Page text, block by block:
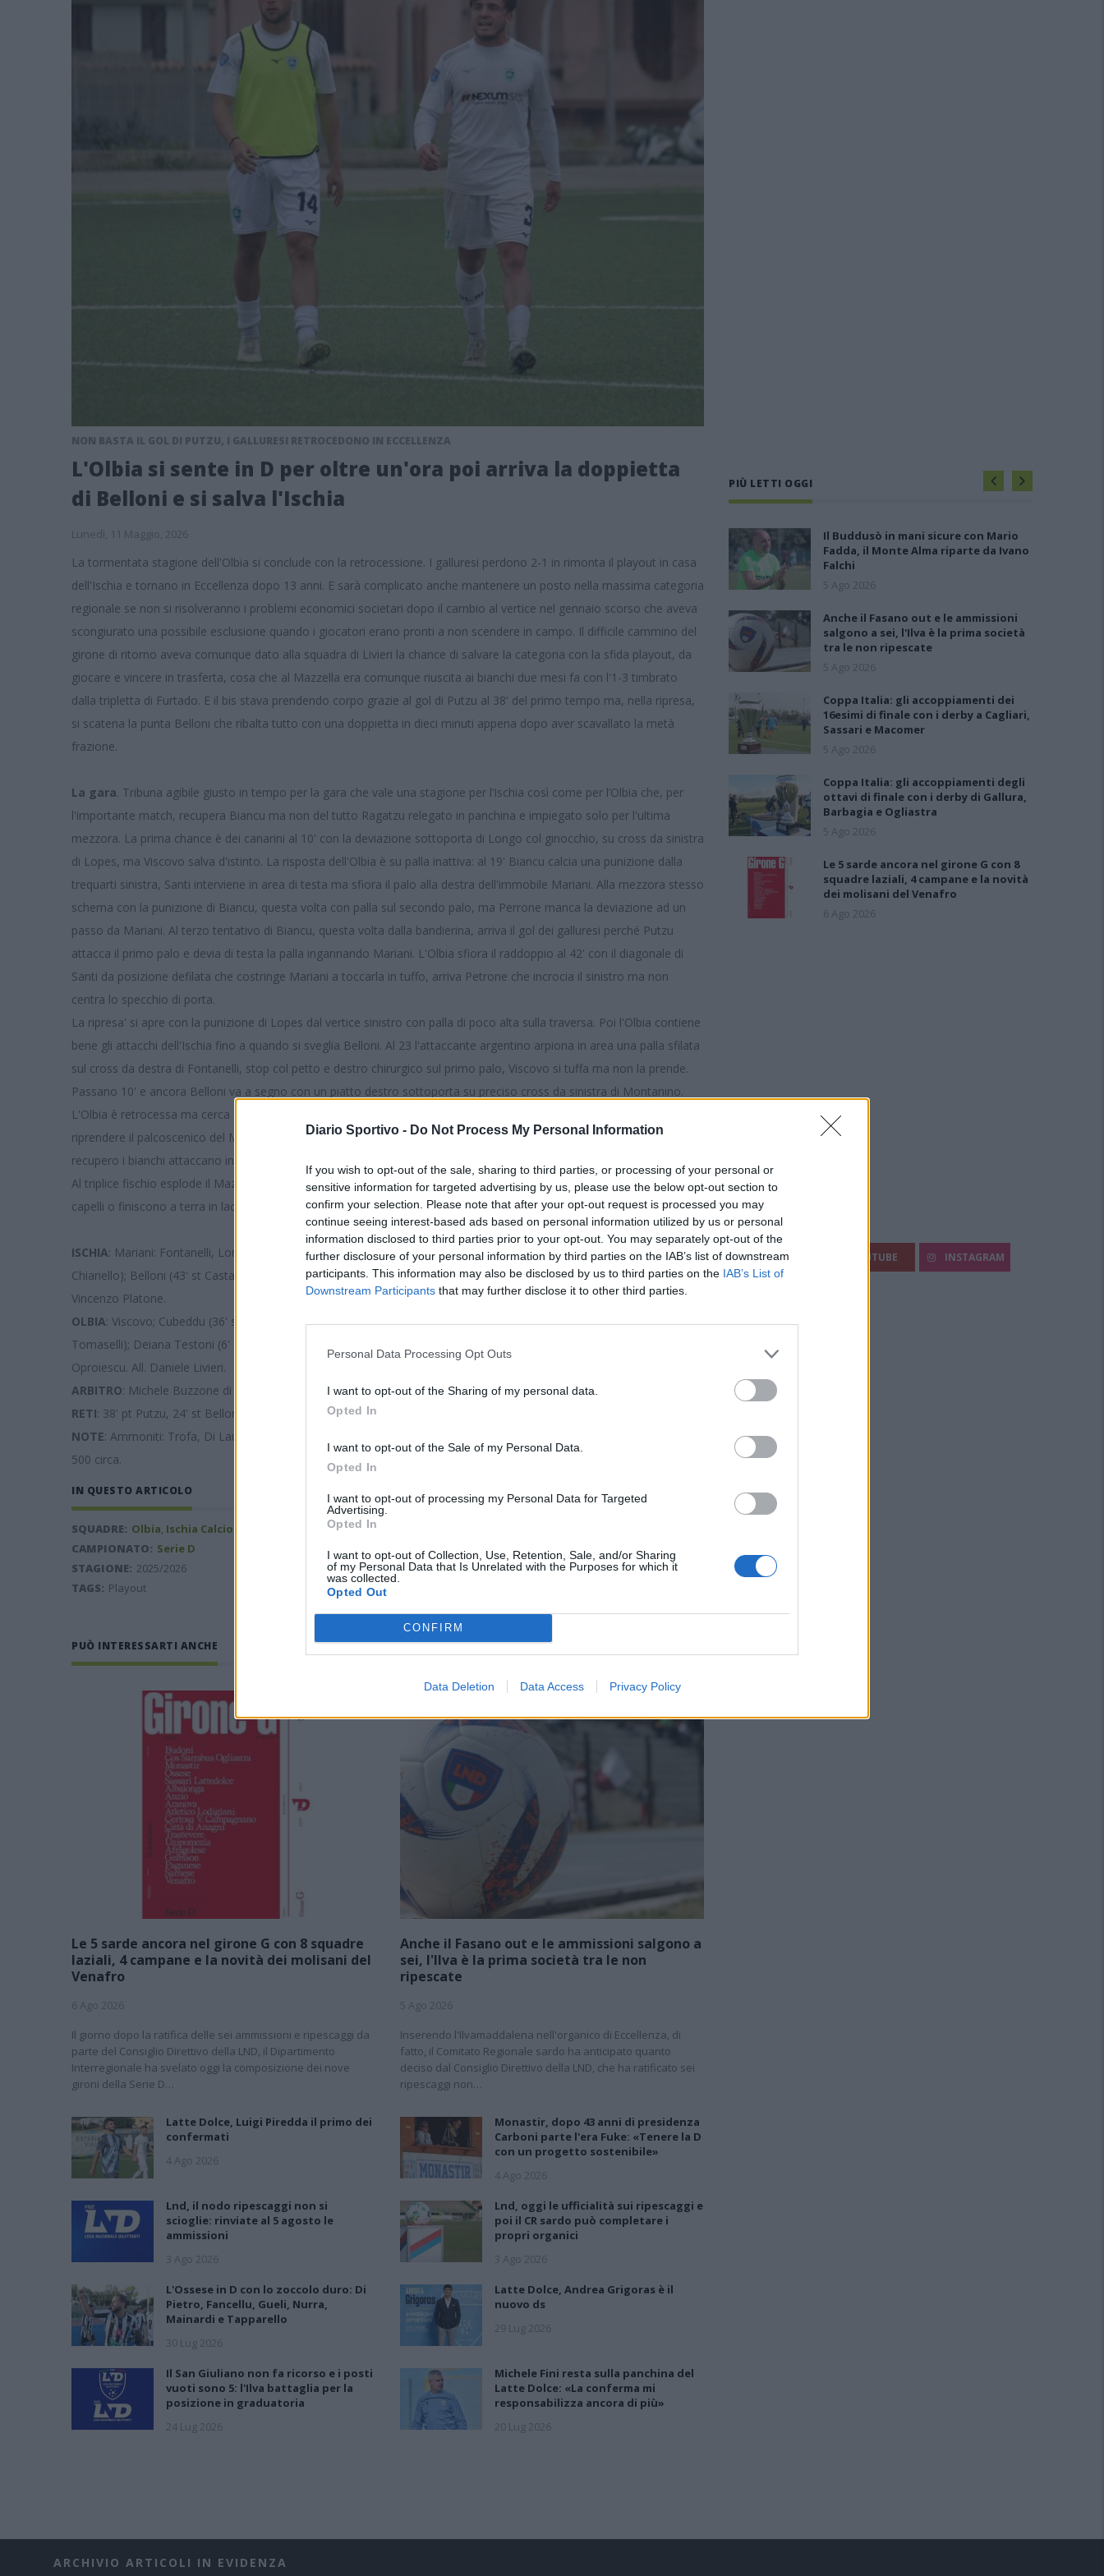
Diario Sportivo - Do Not Process My Personal Information
If you wish to opt-out of the sale, sharing to third parties, or processing of your personal or
sensitive information for targeted advertising by us, please use the below opt-out section to
confirm your selection. Please note that after your opt-out request is processed you may
continue seeing interest-based ads based on personal information utilized by us or personal
information disclosed to third parties prior to your opt-out. You may separately opt-out of the
further disclosure of your personal information by third parties on the IAB’s list of downstream
participants. This information may also be disclosed by us to third parties on the IAB’s List of
Downstream Participants that may further disclose it to other third parties.
Personal Data Processing Opt Outs
I want to opt-out of the Sharing of my personal data.
Opted In
I want to opt-out of the Sale of my Personal Data.
Opted In
I want to opt-out of processing my Personal Data for Targeted
Advertising.
Opted In
I want to opt-out of Collection, Use, Retention, Sale, and/or Sharing
of my Personal Data that Is Unrelated with the Purposes for which it
was collected.
Opted Out
CONFIRM
Data Deletion Data Access Privacy Policy
NON BASTA IL GOL DI PUTZU, I GALLURESI RETROCEDONO IN ECCELLENZA
L'Olbia si sente in D per oltre un'ora poi arriva la doppietta
di Belloni e si salva l'Ischia
Lunedì, 11 Maggio, 2026
La tormentata stagione dell'Olbia si conclude con la retrocessione. I galluresi perdono 2-1 in rimonta il playout in casa
dell'Ischia e tornano in Eccellenza dopo 13 anni. E sarà complicato anche mantenere un posto nella massima categoria
regionale se non si risolveranno i problemi economici societari dopo il cambio al vertice nel gennaio scorso che aveva
scongiurato una possibile esclusione quando i giocatori erano pronti a non scendere in campo. Il difficile cammino del
girone di ritorno aveva comunque dato alla squadra di Livieri la chance di salvare la categoria con la sfida playout, da
giocare e vincere in trasferta, cosa che al Mazzella era comunque riuscita ai bianchi due mesi fa con l'1-3 timbrato
dalla tripletta di Furtado. E il bis stava prendendo corpo grazie al gol di Putzu al 38' del primo tempo ma, nella ripresa,
si scatena la punta Belloni che ribalta tutto con una doppietta in dieci minuti appena dopo aver scavallato la metà
frazione.
La gara. Tribuna agibile giusto in tempo per la gara che vale una stagione per l’Ischia così come per l’Olbia che, per
l'importante match, recupera Biancu ma non del tutto Ragatzu relegato in panchina e impiegato solo per l'ultima
mezzora. La prima chance è dei canarini al 10' con la deviazione sottoporta di Longo col ginocchio, su cross da sinistra
di Lopes, ma Viscovo salva d'istinto. La risposta dell'Olbia è su palla inattiva: al 19' Biancu calcia una punizione dalla
trequarti sinistra, Santi interviene in area di testa ma sfiora il palo alla destra dell'immobile Mariani. Alla mezzora stesso
schema con la punizione di Biancu, questa volta con palla sul secondo palo, ma Perrone manca la deviazione ad un
passo da Mariani. Al terzo tentativo di Biancu, questa volta dalla bandierina, arriva il gol dei galluresi perché Putzu
attacca il primo palo e devia di testa la palla ingannando Mariani. L'Olbia sfiora il raddoppio al 42' con il diagonale di
Santi da posizione defilata che costringe Mariani a toccarla in tuffo, arriva Petrone che incrocia il sinistro ma non
centra lo specchio di porta.
La ripresa' si apre con la punizione di Lopes dal vertice sinistro con palla di poco alta sulla traversa. Poi l'Olbia contiene
bene gli attacchi dell'Ischia fino a quando si sveglia Belloni. Al 23 l'attaccante argentino arpiona in area una palla sfilata
sul cross da destra di Fontanelli, stop col petto e destro chirurgico sul primo palo, Viscovo si tuffa ma non la prende.
Passano 10' e ancora Belloni va a segno con un piatto destro sottoporta su preciso cross da sinistra di Montanino.
L'Olbia è retrocessa ma cerca disperatamente il gol che la porti almeno ai supplementari. Al 39' Furtado prova a
riprendere il palcoscenico del Mazzella come due mesi fa ma la sua punizione sfiora il palo alla sinistra di Mariani. Nel
recupero i bianchi attaccano in massa, in area avversaria ci va anche il portiere Viscovo ma non arriva la palla del 2-2.
Al triplice fischio esplode il Mazzella, i canarini fanno festa mentre i giocatori in maglia bianca si mettono le mani nei
capelli o finiscono a terra in lacrime. Il futuro è l'Eccellenza ma prima ancora sarà restare in vita.
ISCHIA: Mariani: Fontanelli, Lonigro, Petta, Buono; Trofa (32' st Gitte), Lopes (9' st Montanino), Di Lauro (45' st
Chiariello); Belloni (43' st Castagna), Longo, Kone (22' st Esposito). A disp. Gemito, Bosisio, Arcamone, Consalvi. All.
Vincenzo Platone.
OLBIA: Viscovo; Cubeddu (36' st Istam), Putzu, Perrone; Cabrera (29' st Anelli), Saggia, Biancu, Petrone (40' st
Tomaselli); Deiana Testoni (6' st Mameli), Furtado, Santi (13' st Ragatzu). A disp. Testagrossa, Marrazzo, Gaye,
Oproiescu. All. Daniele Livieri.
ARBITRO: Michele Buzzone di Enna.
RETI: 38' pt Putzu, 24' st Belloni, 34' st Belloni.
NOTE: Ammoniti: Trofa, Di Lauro, Buono, Belloni, Montanino, Castagna, Perrone, Saggia. Recupero: 1' + 6'. Spettatori:
500 circa.
IN QUESTO ARTICOLO
SQUADRE: Olbia, Ischia Calcio
CAMPIONATO: Serie D
STAGIONE: 2025/2026
TAGS: Playout
PUÒ INTERESSARTI ANCHE
Le 5 sarde ancora nel girone G con 8 squadre
laziali, 4 campane e la novità dei molisani del
Venafro
6 Ago 2026
Il giorno dopo la ratifica delle sei ammissioni e ripescaggi da
parte del Consiglio Direttivo della LND, il Dipartimento
Interregionale ha svelato oggi la composizione dei nove
gironi della Serie D…
Anche il Fasano out e le ammissioni salgono a
sei, l'Ilva è la prima società tra le non
ripescate
5 Ago 2026
Inserendo l'Ilvamaddalena nell'organico di Eccellenza, di
fatto, il Comitato Regionale sardo ha anticipato quanto
deciso dal Consiglio Direttivo della LND, che ha ratificato sei
ripescaggi non…
Latte Dolce, Luigi Piredda il primo dei
confermati
4 Ago 2026
Monastir, dopo 43 anni di presidenza
Carboni parte l'era Fuke: «Tenere la D
con un progetto sostenibile»
4 Ago 2026
Lnd, il nodo ripescaggi non si
scioglie: rinviate al 5 agosto le
ammissioni
3 Ago 2026
Lnd, oggi le ufficialità sui ripescaggi e
poi il CR sardo può completare i
propri organici
3 Ago 2026
L'Ossese in D con lo zoccolo duro: Di
Pietro, Fancellu, Gueli, Nurra,
Mainardi e Tapparello
30 Lug 2026
Latte Dolce, Andrea Grigoras è il
nuovo ds
29 Lug 2026
Il San Giuliano non fa ricorso e i posti
vuoti sono 5: l'Ilva battaglia per la
posizione in graduatoria
24 Lug 2026
Michele Fini resta sulla panchina del
Latte Dolce: «La conferma mi
responsabilizza ancora di più»
20 Lug 2026
PIÙ LETTI OGGI
Il Buddusò in mani sicure con Mario
Fadda, il Monte Alma riparte da Ivano
Falchi
5 Ago 2026
Anche il Fasano out e le ammissioni
salgono a sei, l'Ilva è la prima società
tra le non ripescate
5 Ago 2026
Coppa Italia: gli accoppiamenti dei
16esimi di finale con i derby a Cagliari,
Sassari e Macomer
5 Ago 2026
Coppa Italia: gli accoppiamenti degli
ottavi di finale con i derby di Gallura,
Barbagia e Ogliastra
5 Ago 2026
Le 5 sarde ancora nel girone G con 8
squadre laziali, 4 campane e la novità
dei molisani del Venafro
6 Ago 2026
Segui Diario Sportivo:
FACEBOOK YOUTUBE INSTAGRAM
ARCHIVIO ARTICOLI IN EVIDENZA